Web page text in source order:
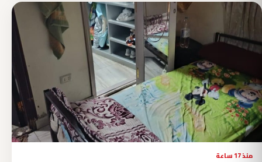
منذ 17 ساعة